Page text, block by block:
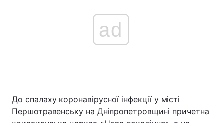
Україна Політика
ad
До спалаху коронавірусної інфекції у місті
Першотравенську на Дніпропетровщині причетна